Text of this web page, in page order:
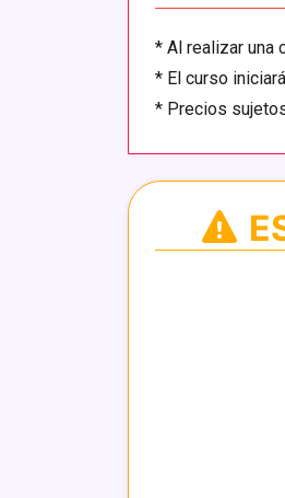
* Al realizar una
* El curso
* Precios